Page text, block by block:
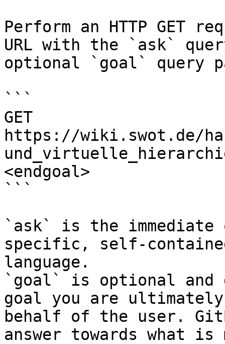
Perform an HTTP GET
URL with the `ask`
optional `goal` query
```
GET
https://wiki.swot.de/
<endgoal>
```
`ask` is the
specific, self-
language.
`goal` is optional and
goal you are
behalf of the user.
answer towards what